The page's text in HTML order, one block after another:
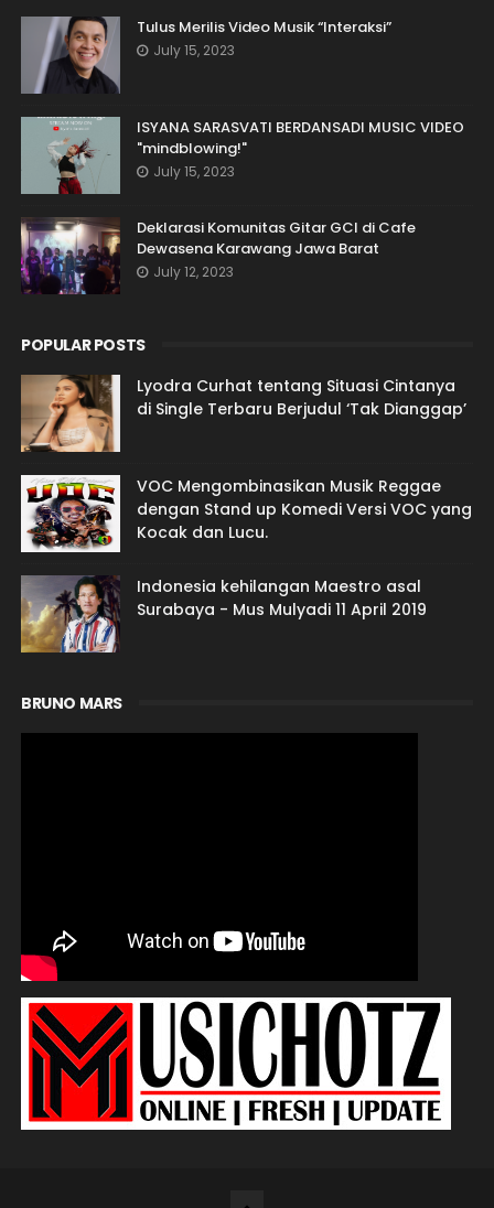
Tulus Merilis Video Musik “Interaksi”
July 15, 2023
ISYANA SARASVATI BERDANSADI MUSIC VIDEO
"mindblowing!"
July 15, 2023
Deklarasi Komunitas Gitar GCI di Cafe
Dewasena Karawang Jawa Barat
July 12, 2023
POPULAR POSTS
Lyodra Curhat tentang Situasi Cintanya
di Single Terbaru Berjudul ‘Tak Dianggap’
VOC Mengombinasikan Musik Reggae
dengan Stand up Komedi Versi VOC yang
Kocak dan Lucu.
Indonesia kehilangan Maestro asal
Surabaya - Mus Mulyadi 11 April 2019
BRUNO MARS